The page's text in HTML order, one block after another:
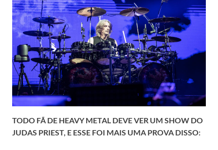
TODO FÃ DE HEAVY METAL DEVE VER UM SHOW DO
JUDAS PRIEST, E ESSE FOI MAIS UMA PROVA DISSO: